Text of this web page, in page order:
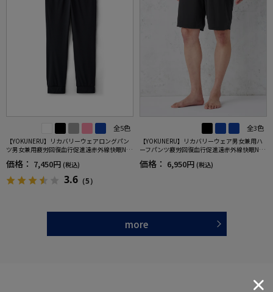
全5色
【YOKUNERU】リカバリーウェアロングパン
ツ男女兼用疲労回復血行促進遠赤外線快眠NA
NOMIX(R)【一般医療機器】SS～LLサイズ
価格： 7,450円 (税込)
3.6 （5）
全3色
【YOKUNERU】リカバリーウェア男女兼用ハ
ーフパンツ疲労回復血行促進遠赤外線快眠NA
NOMIX(R)【一般医療機器】SS～LLサイズ
価格： 6,950円 (税込)
more